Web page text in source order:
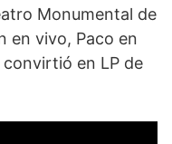
Monumental de
en vivo, Paco en
convirtió en LP de